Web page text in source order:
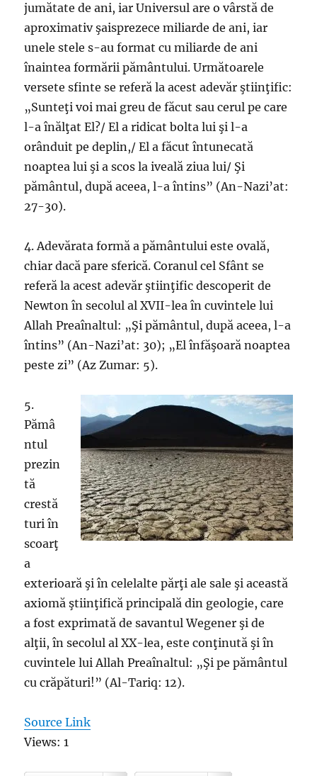
jumătate de ani, iar Universul are o vârstă de
aproximativ şaisprezece miliarde de ani, iar
unele stele s-au format cu miliarde de ani
înaintea formării pământului. Următoarele
versete sfinte se referă la acest adevăr ştiinţific:
„Sunteţi voi mai greu de făcut sau cerul pe care
l-a înălţat El?/ El a ridicat bolta lui şi l-a
orânduit pe deplin,/ El a făcut întunecată
noaptea lui şi a scos la iveală ziua lui/ Şi
pământul, după aceea, l-a întins” (An-Nazi’at:
27-30).
4. Adevărata formă a pământului este ovală,
chiar dacă pare sferică. Coranul cel Sfânt se
referă la acest adevăr ştiinţific descoperit de
Newton în secolul al XVII-lea în cuvintele lui
Allah Preaînaltul: „Şi pământul, după aceea, l-a
întins” (An-Nazi’at: 30); „El înfăşoară noaptea
peste zi” (Az Zumar: 5).
5.
Pămâ
ntul
prezin
tă
crestă
turi în
scoarţ
a
exterioară şi în celelalte părţi ale sale şi această
axiomă ştiinţifică principală din geologie, care
a fost exprimată de savantul Wegener şi de
alţii, în secolul al XX-lea, este conţinută şi în
cuvintele lui Allah Preaînaltul: „Şi pe pământul
cu crăpături!” (Al-Tariq: 12).
Source Link
Views: 1